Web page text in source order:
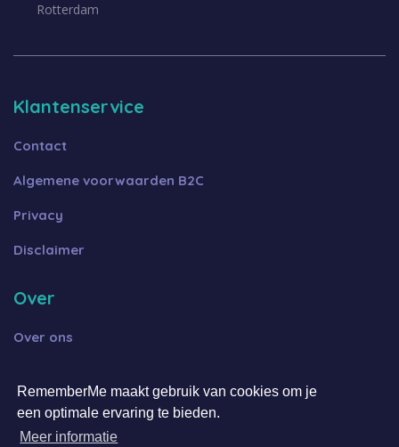
RememberMe maakt gebruik van cookies om je
een optimale ervaring te bieden.
Meer informatie
Rotterdam
Klantenservice
Contact
Algemene voorwaarden B2C
Privacy
Disclaimer
Over
Over ons
Huisfotograaf
Contact